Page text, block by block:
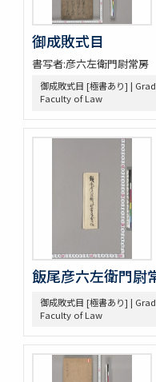
高野山寶光院文書
売券類
[中世沽券状など貼り
武家文書
[樺山家文書]
[樺山家文書 第1巻]
[樺山家文書 第4巻]
九条公爵家旧蔵古典籍
令義解
園太暦
親長卿記
令集解[甲:2:1147]
康富記
古代中世法制史料
中世法制史料
御成敗式目関係古写本群
御成敗式目 [極書あり]
貞永式目新編追加
御成敗式目
書写者:彦六左衛門尉常房
御成敗式目 [極書あり] |
Faculty of Law
飯尾彦六左衛門尉
御成敗式目 [極書あり] |
Faculty of Law